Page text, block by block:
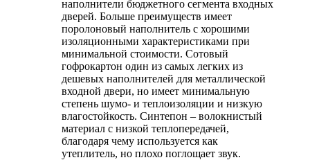
наполнители бюджетного сегмента входных
дверей. Больше преимуществ имеет
поролоновый наполнитель с хорошими
изоляционными характеристиками при
минимальной стоимости. Сотовый
гофрокартон один из самых легких из
дешевых наполнителей для металлической
входной двери, но имеет минимальную
степень шумо- и теплоизоляции и низкую
влагостойкость. Синтепон – волокнистый
материал с низкой теплопередачей,
благодаря чему используется как
утеплитель, но плохо поглощает звук.